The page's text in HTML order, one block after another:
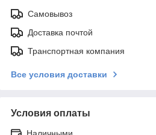
Самовывоз
Доставка почтой
Транспортная компания
Все условия доставки
Условия оплаты
Наличными